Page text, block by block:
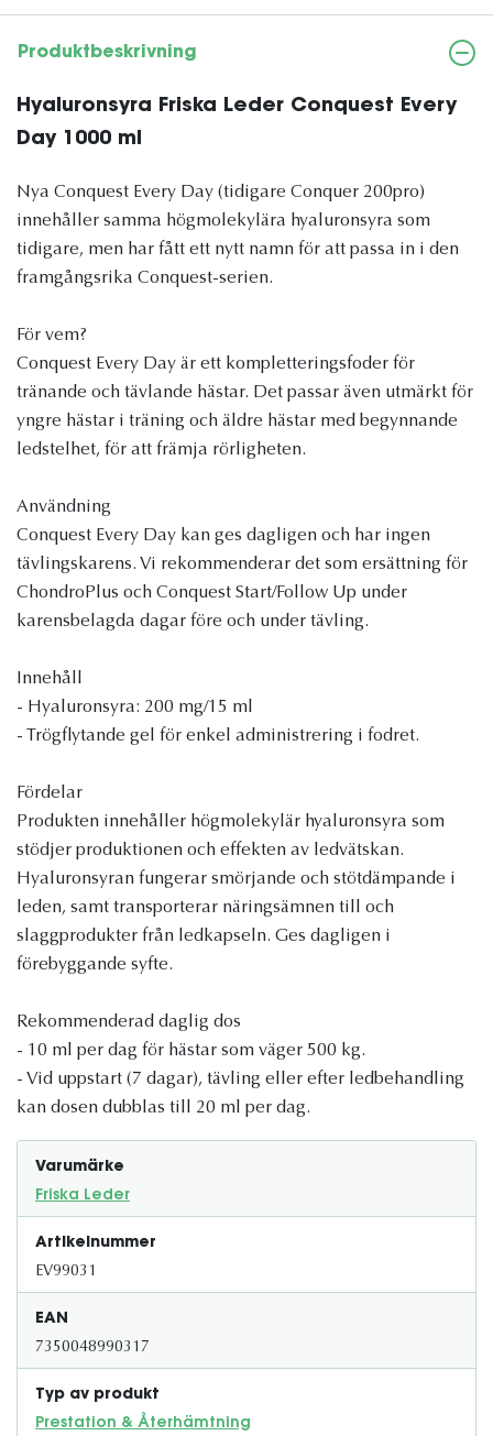
Produktbeskrivning
Hyaluronsyra Friska Leder Conquest Every
Day 1000 ml
Nya Conquest Every Day (tidigare Conquer 200pro)
innehåller samma högmolekylära hyaluronsyra som
tidigare, men har fått ett nytt namn för att passa in i den
framgångsrika Conquest-serien.
För vem?
Conquest Every Day är ett kompletteringsfoder för
tränande och tävlande hästar. Det passar även utmärkt för
yngre hästar i träning och äldre hästar med begynnande
ledstelhet, för att främja rörligheten.
Användning
Conquest Every Day kan ges dagligen och har ingen
tävlingskarens. Vi rekommenderar det som ersättning för
ChondroPlus och Conquest Start/Follow Up under
karensbelagda dagar före och under tävling.
Innehåll
- Hyaluronsyra: 200 mg/15 ml
- Trögflytande gel för enkel administrering i fodret.
Fördelar
Produkten innehåller högmolekylär hyaluronsyra som
stödjer produktionen och effekten av ledvätskan.
Hyaluronsyran fungerar smörjande och stötdämpande i
leden, samt transporterar näringsämnen till och
slaggprodukter från ledkapseln. Ges dagligen i
förebyggande syfte.
Rekommenderad daglig dos
- 10 ml per dag för hästar som väger 500 kg.
- Vid uppstart (7 dagar), tävling eller efter ledbehandling
kan dosen dubblas till 20 ml per dag.
Varumärke
Friska Leder
Artikelnummer
EV99031
EAN
7350048990317
Typ av produkt
Prestation & Återhämtning